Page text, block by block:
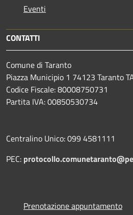
Eventi
CONTATTI
Comune di Taranto
Piazza Municipio 1 74123 Taranto
Codice Fiscale: 80008750731
Partita IVA: 00850530734
Centralino Unico: 099 4581111
PEC:
Prenotazione appuntamento